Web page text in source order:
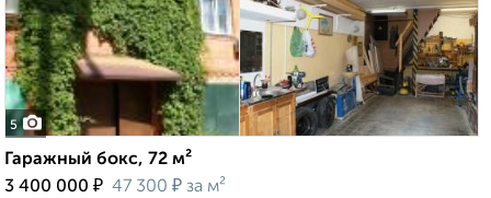
5
Гаражный бокс, 72 м²
3 400 000 ₽ 47 300 ₽ за м²